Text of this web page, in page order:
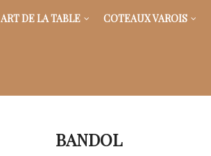
ART DE LA TABLE COTEAUX VAROIS
BANDOL